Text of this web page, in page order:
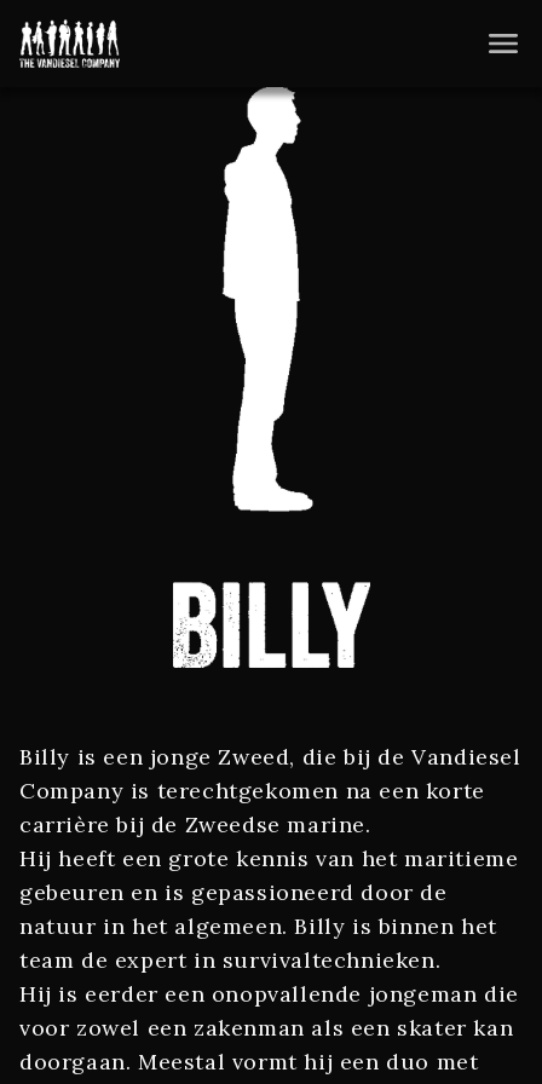
Billy is een jonge Zweed, die bij de Vandiesel
Company is terechtgekomen na een korte
carrière bij de Zweedse marine.
Hij heeft een grote kennis van het maritieme
gebeuren en is gepassioneerd door de
natuur in het algemeen. Billy is binnen het
team de expert in survivaltechnieken.
Hij is eerder een onopvallende jongeman die
voor zowel een zakenman als een skater kan
doorgaan. Meestal vormt hij een duo met